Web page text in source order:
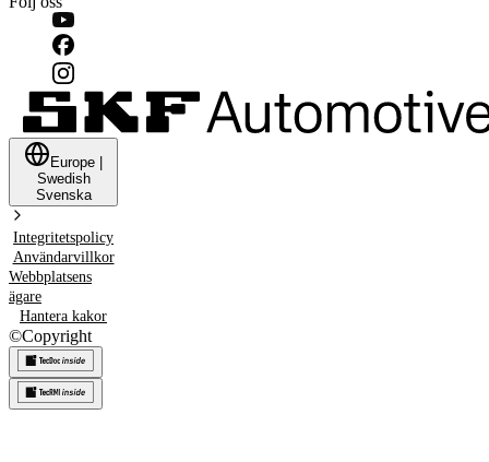
Europe
Swedish
Svenska
Integritetspolicy
Användarvillkor
Webbplatsens
ägare
Hantera kakor
©Copyright